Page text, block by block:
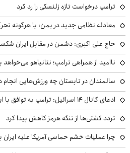
ترامپ درخواست تازه زلنسکی را رد کرد
معادله نظامی جدید در یمن: با هرگونه
حاج علی اکبری: دشمن در مقابل ایران
ناامید از همراهی ترامپ؛ نتانیاهو می‌خواهد
سالمندان در تابستان چه ورزش‌هایی انجام
ادعای کانال ۱۴ اسرائیل: ترامپ به توافق با ایران نزدیک می‌شود
تردد کشتی‌ها از تنگه هرمز کاهش پیدا کرد
چرا عملیات خشم حماسی آمریکا علیه